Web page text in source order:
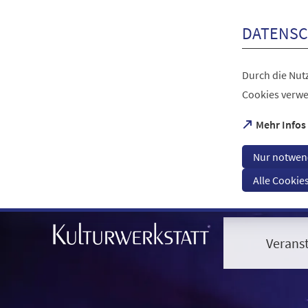
Assistenzsoftware
Durch die
Cookies
Mehr Infos
(Öffnet
einem
neuen
Tab)
Nur
Alle